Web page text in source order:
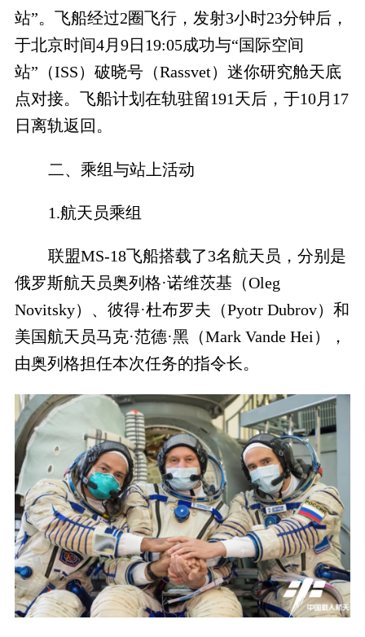
站”。飞船经过2圈飞行，发射3小时23分钟后，
于北京时间4月9日19:05成功与“国际空间
站”（ISS）破晓号（Rassvet）迷你研究舱天底
点对接。飞船计划在轨驻留191天后，于10月17
日离轨返回。
二、乘组与站上活动
1.航天员乘组
联盟MS-18飞船搭载了3名航天员，分别是
俄罗斯航天员奥列格·诺维茨基（Oleg
Novitsky）、彼得·杜布罗夫（Pyotr Dubrov）和
美国航天员马克·范德·黑（Mark Vande Hei），
由奥列格担任本次任务的指令长。